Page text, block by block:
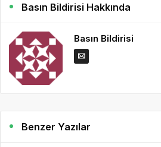
Basın Bildirisi Hakkında
Basın Bildirisi
Benzer Yazılar